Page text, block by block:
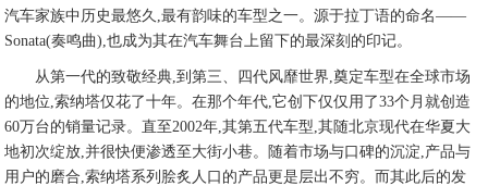
汽车家族中历史最悠久,最有韵味的车型之一。源于拉丁语的命名——
Sonata(奏鸣曲),也成为其在汽车舞台上留下的最深刻的印记。
从第一代的致敬经典,到第三、四代风靡世界,奠定车型在全球市场
的地位,索纳塔仅花了十年。在那个年代,它创下仅仅用了33个月就创造
60万台的销量记录。直至2002年,其第五代车型,其随北京现代在华夏大
地初次绽放,并很快便渗透至大街小巷。随着市场与口碑的沉淀,产品与
用户的磨合,索纳塔系列脍炙人口的产品更是层出不穷。而其此后的发